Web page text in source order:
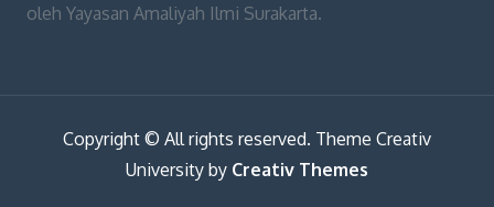
oleh Yayasan Amaliyah Ilmi Surakarta.
Copyright © All rights reserved. Theme Creativ
University by Creativ Themes